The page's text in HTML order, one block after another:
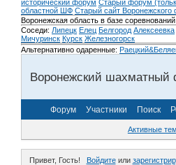
исторический форум Cтарый форум
областной ШФ Старый сайт Воронежского
Воронежская область в базе
Соседи: Липецк Елец Белгород Алексеевка
Мичуринск Курск Железногорск
Альтернативно одаренные:
Воронежский шахматный
Форум Участники Поиск
Активные
Привет, Гость! Войдитеили